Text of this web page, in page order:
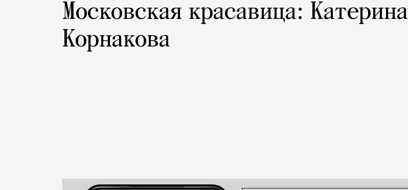
Московская красавица: Катерина
Корнакова